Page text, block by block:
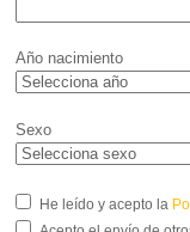
Año nacimiento
Sexo
He leído y acepto la